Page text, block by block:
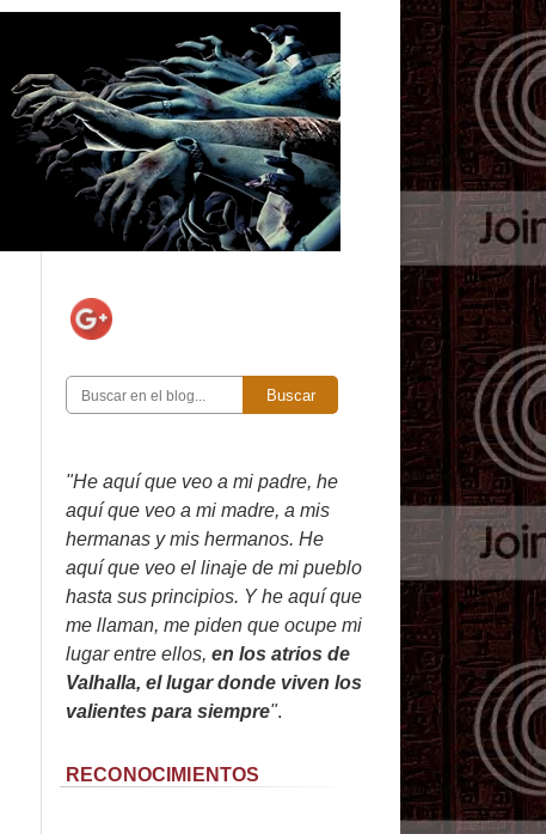
Buscar
"He aquí que veo a mi padre, he
aquí que veo a mi madre, a mis
hermanas y mis hermanos. He
aquí que veo el linaje de mi pueblo
hasta sus principios. Y he aquí que
me llaman, me piden que ocupe mi
lugar entre ellos, en los atrios de
Valhalla, el lugar donde viven los
valientes para siempre".
RECONOCIMIENTOS